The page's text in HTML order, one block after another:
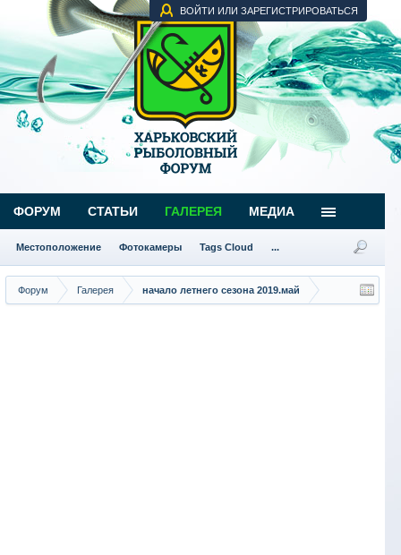
ВОЙТИ ИЛИ ЗАРЕГИСТРИРОВАТЬСЯ
Форум Галерея начало летнего сезона 2019.май
ФОРУМ СТАТЬИ ГАЛЕРЕЯ
Местоположение Фотокамеры Tags Cloud ...
МЕДИА